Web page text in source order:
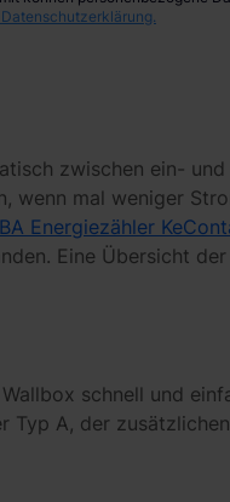
zwischen ein-
wenn mal weniger
Energiezähler
Eine Übersicht
schnell und
Typ A, der